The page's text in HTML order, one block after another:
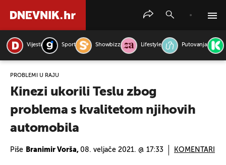
Vijesti Sport Showbizz Lifestyle Putovanja
PROBLEMI U RAJU
Kinezi ukorili Teslu zbog
problema s kvalitetom njihovih
automobila
Piše Branimir Vorša, 08. veljače 2021. @ 17:33 KOMENTARI
PRETRAŽITE VIJESTI